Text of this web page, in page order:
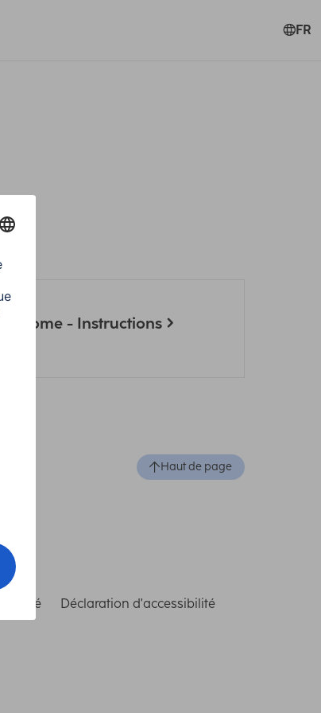
FR
Home - Instructions
Haut de page
Déclaration d'accessibilité